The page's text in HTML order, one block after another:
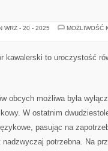
WRZ - 20 - 2025
MOŻLIWOŚĆ
kawalerski to uroczystość
obcych możliwa była
W ostatnim
pasując na
potrzebna. Na